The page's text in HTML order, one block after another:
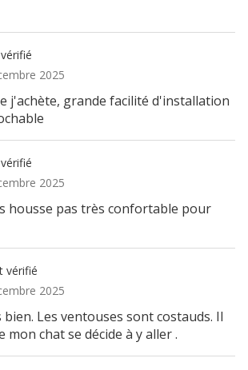
2025
j'achète, grande facilité d'installation
2025
housse pas très confortable pour
vérifié
2025
Les ventouses sont costauds. Il
mon chat se décide à y aller .